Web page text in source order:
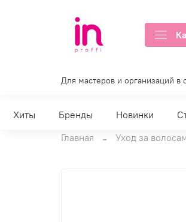
Для мастеров и организаций в
Хиты Бренды Новинки
Главная
Уход за